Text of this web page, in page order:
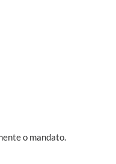
o mandato.